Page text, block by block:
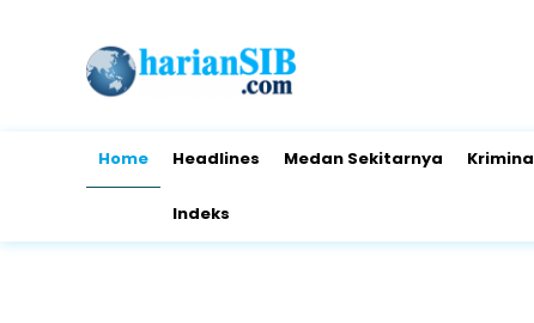
Home Headlines Medan Sekitarnya
Indeks